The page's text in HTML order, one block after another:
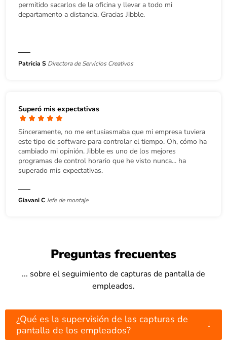
permitido sacarlos de la oficina y llevar a todo mi
departamento a distancia. Gracias Jibble.
Patricia S Directora de Servicios Creativos
Superó mis expectativas
Sinceramente, no me entusiasmaba que mi empresa tuviera
este tipo de software para controlar el tiempo. Oh, cómo ha
cambiado mi opinión. Jibble es uno de los mejores
programas de control horario que he visto nunca... ha
superado mis expectativas.
Giavani CJefe de montaje
Preguntas frecuentes
... sobre el seguimiento de capturas de pantalla de
empleados.
¿Qué es la supervisión de las capturas de
pantalla de los empleados?
↓